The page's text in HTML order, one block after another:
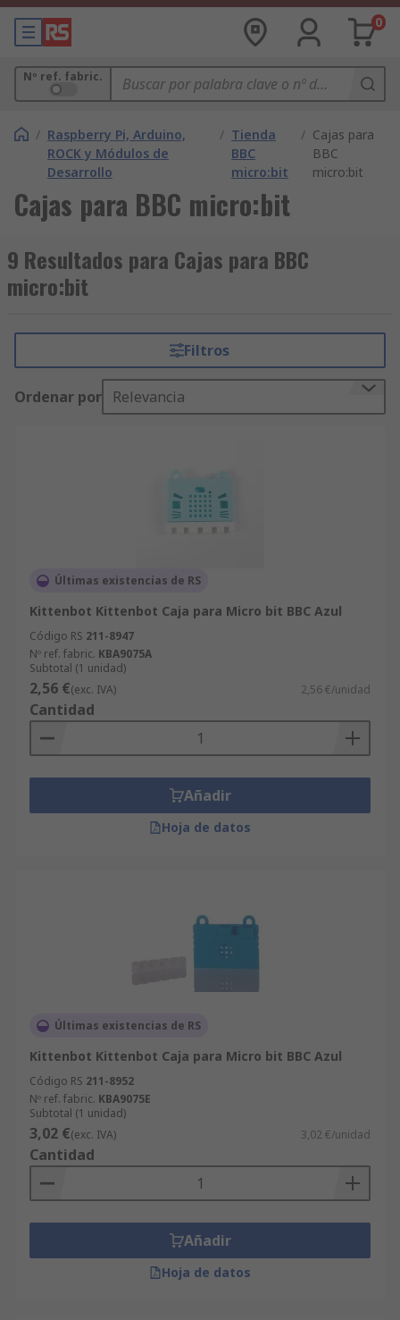
0
Nº ref. fabric.
/ Raspberry Pi, Arduino,
ROCK y Módulos de
Desarrollo
/ Tienda
BBC
micro:bit
/ Cajas para
BBC
micro:bit
Cajas para BBC micro:bit
9 Resultados para Cajas para BBC
micro:bit
Filtros
Ordenar por Relevancia
Últimas existencias de RS
Kittenbot Kittenbot Caja para Micro bit BBC Azul
Código RS 211-8947
Nº ref. fabric. KBA9075A
Subtotal (1 unidad)
2,56 €(exc. IVA) 2,56 €/unidad
Cantidad
Añadir
Hoja de datos
Últimas existencias de RS
Kittenbot Kittenbot Caja para Micro bit BBC Azul
Código RS 211-8952
Nº ref. fabric. KBA9075E
Subtotal (1 unidad)
3,02 €(exc. IVA) 3,02 €/unidad
Cantidad
Añadir
Hoja de datos